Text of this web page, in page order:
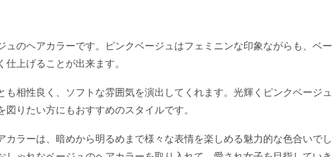
ュのヘアカラーです。ピンクベージュはフェミニンな印象ながらも、ベー
上げることが出来ます。
も相性良く、ソフトな雰囲気を演出してくれます。光輝くピンクベージュ
りたい方にもおすすめのスタイルです。
カラーは、暗めから明るめまで様々な表情を楽しめる魅力的な色合いでし